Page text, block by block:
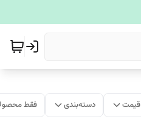
قیمت دسته‌بندی فقط